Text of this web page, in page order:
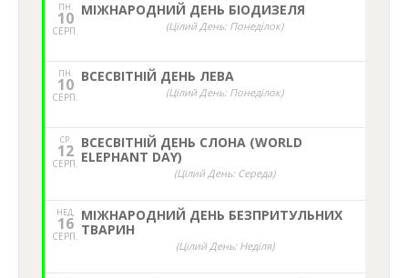
ПН.
10
СЕРП.
МІЖНАРОДНИЙ ДЕНЬ БІОДИЗЕЛЯ
(Цілий День: Понеділок)
ПН.
10
СЕРП.
ВСЕСВІТНІЙ ДЕНЬ ЛЕВА
(Цілий День: Понеділок)
СР.
12
СЕРП.
ВСЕСВІТНІЙ ДЕНЬ СЛОНА (WORLD
ELEPHANT DAY)
(Цілий День: Середа)
НЕД,
16
СЕРП.
МІЖНАРОДНИЙ ДЕНЬ БЕЗПРИТУЛЬНИХ
ТВАРИН
(Цілий День: Неділя)